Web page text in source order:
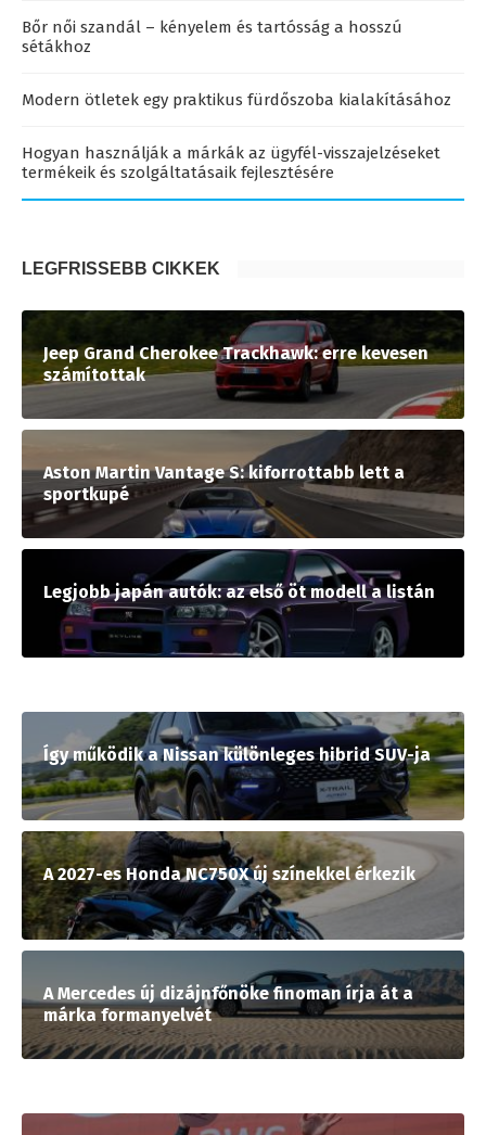
Bőr női szandál – kényelem és tartósság a hosszú
sétákhoz
Modern ötletek egy praktikus fürdőszoba kialakításához
Hogyan használják a márkák az ügyfél-visszajelzéseket
termékeik és szolgáltatásaik fejlesztésére
LEGFRISSEBB CIKKEK
Jeep Grand Cherokee Trackhawk: erre kevesen
számítottak
Aston Martin Vantage S: kiforrottabb lett a
sportkupé
Legjobb japán autók: az első öt modell a listán
Így működik a Nissan különleges hibrid SUV-ja
A 2027-es Honda NC750X új színekkel érkezik
A Mercedes új dizájnfőnöke finoman írja át a
márka formanyelvét